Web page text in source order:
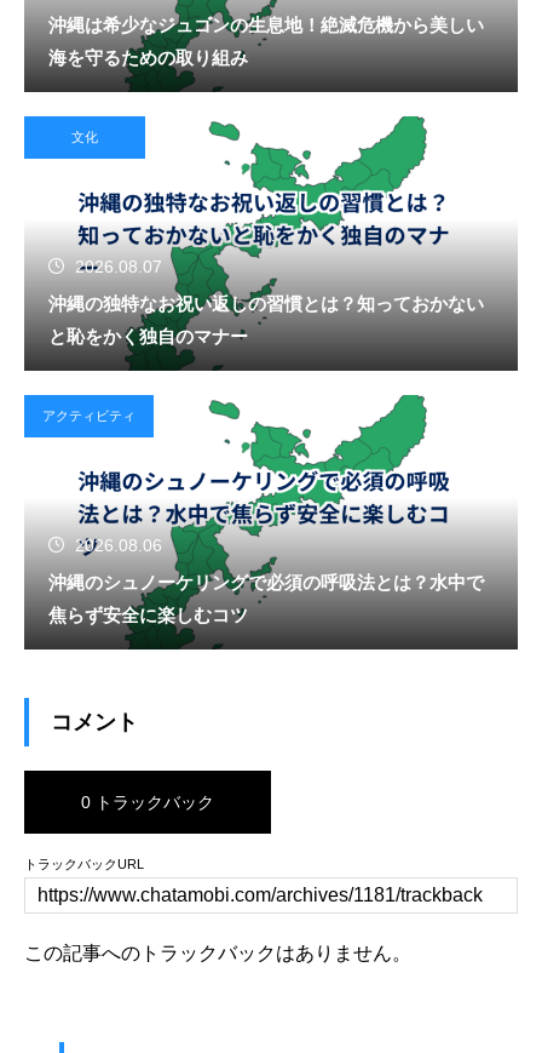
沖縄は希少なジュゴンの生息地！絶滅危機から美しい
海を守るための取り組み
文化
2026.08.07
沖縄の独特なお祝い返しの習慣とは？知っておかない
と恥をかく独自のマナー
アクティビティ
2026.08.06
沖縄のシュノーケリングで必須の呼吸法とは？水中で
焦らず安全に楽しむコツ
コメント
0 トラックバック
トラックバックURL
この記事へのトラックバックはありません。